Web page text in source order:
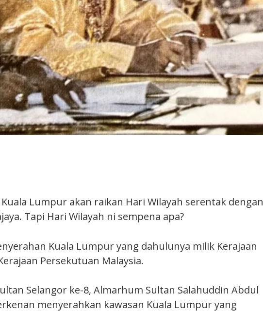
Lumpur akan raikan Hari Wilayah serentak dengan
Tapi Hari Wilayah ni sempena apa?
Kuala Lumpur yang dahulunya milik Kerajaan
Persekutuan Malaysia.
Selangor ke-8, Almarhum Sultan Salahuddin Abdul
menyerahkan kawasan Kuala Lumpur yang